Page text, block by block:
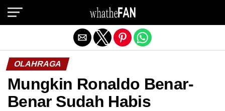
OLAHRAGA
Mungkin Ronaldo Benar-
Benar Sudah Habis
Exit mobile version